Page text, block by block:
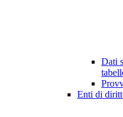
Dati
Enti di